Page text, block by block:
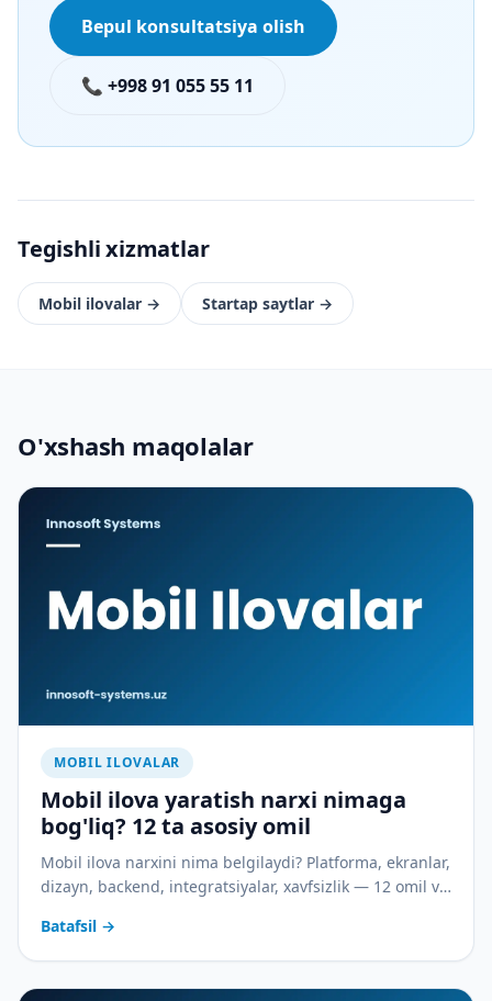
Bepul konsultatsiya olish
📞 +998 91 055 55 11
Tegishli xizmatlar
Mobil ilovalar → Startap saytlar →
O'xshash maqolalar
MOBIL ILOVALAR
Mobil ilova yaratish narxi nimaga
bog'liq? 12 ta asosiy omil
Mobil ilova narxini nima belgilaydi? Platforma, ekranlar,
dizayn, backend, integratsiyalar, xavfsizlik — 12 omil va
Batafsil →